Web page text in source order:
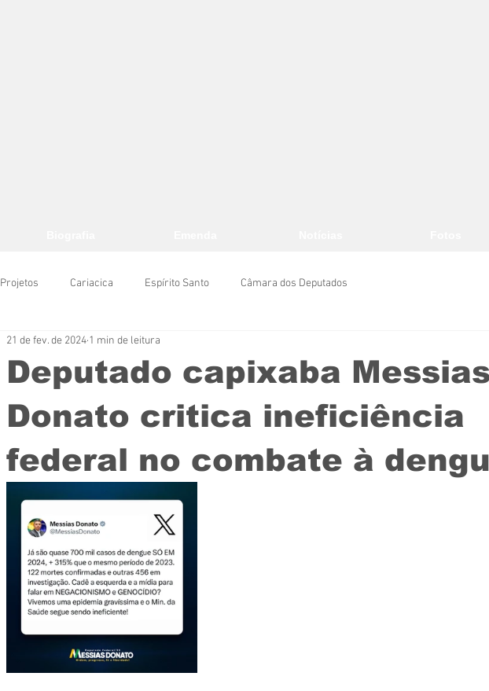
Projetos Cariacica Espírito Santo Câmara dos Deputados
Deputado capixaba
Donato critica ineficiência
federal no combate à
21 de fev. de 2024 1 min de leitura